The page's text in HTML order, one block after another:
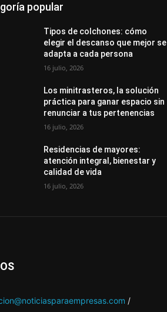
popular
Tipos de colchones: cómo
elegir el descanso que mejor se
adapta a cada persona
16 julio, 2026
Los minitrasteros, la solución
práctica para ganar espacio sin
renunciar a tus pertenencias
16 julio, 2026
Residencias de mayores:
atención integral, bienestar y
calidad de vida
16 julio, 2026
/